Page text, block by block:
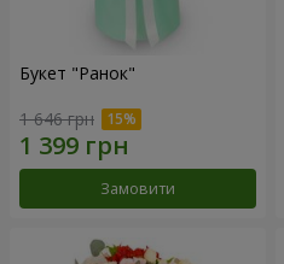
Букет "Ранок"
1 646 грн
Замовити